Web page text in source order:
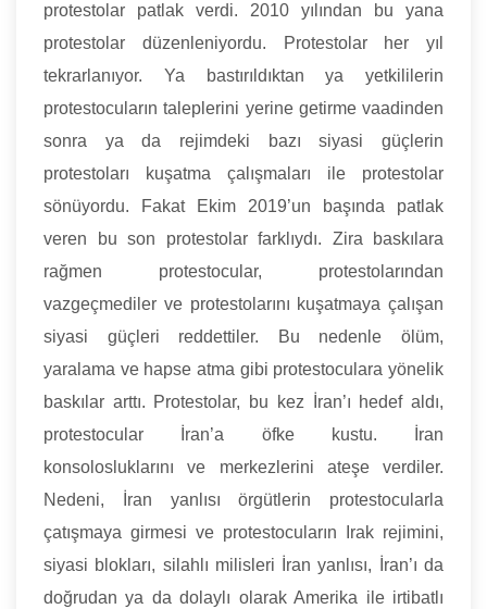
protestolar patlak verdi. 2010 yılından bu yana
protestolar düzenleniyordu. Protestolar her yıl
tekrarlanıyor. Ya bastırıldıktan ya yetkililerin
protestocuların taleplerini yerine getirme vaadinden
sonra ya da rejimdeki bazı siyasi güçlerin
protestoları kuşatma çalışmaları ile protestolar
sönüyordu. Fakat Ekim 2019’un başında patlak
veren bu son protestolar farklıydı. Zira baskılara
rağmen protestocular, protestolarından
vazgeçmediler ve protestolarını kuşatmaya çalışan
siyasi güçleri reddettiler. Bu nedenle ölüm,
yaralama ve hapse atma gibi protestoculara yönelik
baskılar arttı. Protestolar, bu kez İran’ı hedef aldı,
protestocular İran’a öfke kustu. İran
konsolosluklarını ve merkezlerini ateşe verdiler.
Nedeni, İran yanlısı örgütlerin protestocularla
çatışmaya girmesi ve protestocuların Irak rejimini,
siyasi blokları, silahlı milisleri İran yanlısı, İran’ı da
doğrudan ya da dolaylı olarak Amerika ile irtibatlı